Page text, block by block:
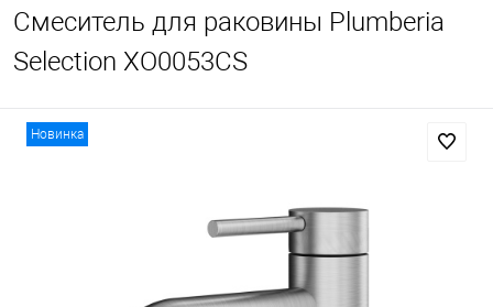
Смеситель для раковины Plumberia
Selection XO0053CS
Новинка